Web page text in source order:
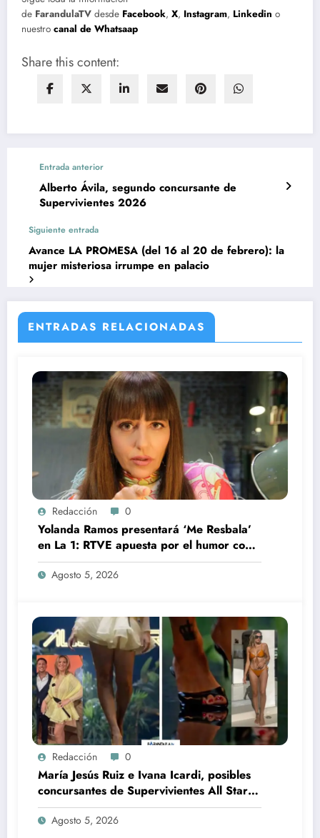
de FarandulaTV desde Facebook, X, Instagram, Linkedin o
nuestro canal de Whatsaap
Share this content:
Entrada anterior
Alberto Ávila, segundo concursante de
Supervivientes 2026
Siguiente entrada
Avance LA PROMESA (del 16 al 20 de febrero): la
mujer misteriosa irrumpe en palacio
ENTRADAS RELACIONADAS
Redacción 0
Yolanda Ramos presentará ‘Me Resbala’
en La 1: RTVE apuesta por el humor con
una de sus grandes estrellas
Agosto 5, 2026
Redacción 0
María Jesús Ruiz e Ivana Icardi, posibles
concursantes de Supervivientes All Stars
3
Agosto 5, 2026